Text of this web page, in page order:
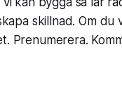
skillnad. Om du
Prenumerera.